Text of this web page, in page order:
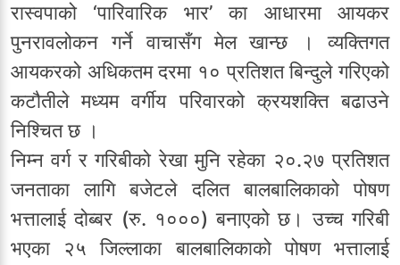
रास्वपाको ‘पारिवारिक भार’ का आधारमा आयकर
पुनरावलोकन गर्ने वाचासँग मेल खान्छ । व्यक्तिगत
आयकरको अधिकतम दरमा १० प्रतिशत बिन्दुले गरिएको
कटौतीले मध्यम वर्गीय परिवारको क्रयशक्ति बढाउने
निश्चित छ ।
निम्न वर्ग र गरिबीको रेखा मुनि रहेका २०.२७ प्रतिशत
जनताका लागि बजेटले दलित बालबालिकाको पोषण
भत्तालाई दोब्बर (रु. १०००) बनाएको छ। उच्च गरिबी
भएका २५ जिल्लाका बालबालिकाको पोषण भत्तालाई